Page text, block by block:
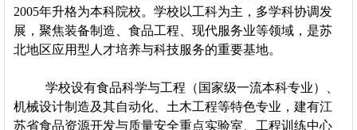
2005年升格为本科院校。学校以工科为主，多学科协调发
展，聚焦装备制造、食品工程、现代服务业等领域，是苏
北地区应用型人才培养与科技服务的重要基地。
学校设有食品科学与工程（国家级一流本科专业）、
机械设计制造及其自动化、土木工程等特色专业，建有江
苏省食品资源开发与质量安全重点实验室、工程训练中心